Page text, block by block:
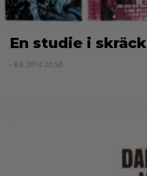
En studie i skräck
- 8.6.2014 20:50